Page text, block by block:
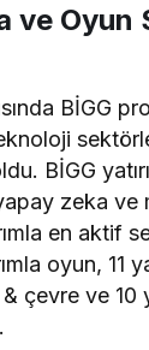
ve Oyun
BİGG
BİGG
zeka ve
en aktif
oyun, 11
çevre ve 10